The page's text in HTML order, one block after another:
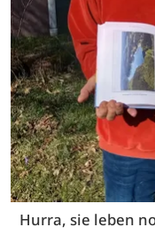
Hurra, sie leben